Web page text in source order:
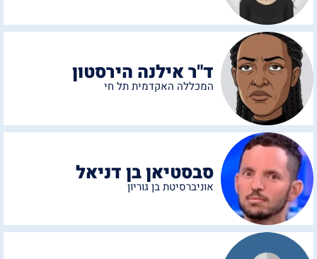
ד"ר אילנה הירסטון
המכללה האקדמית תל חי
סבסטיאן בן דניאל
אוניברסיטת בן גוריון